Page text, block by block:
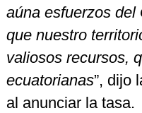
aúna esfuerzos del
que nuestro
valiosos recursos,
ecuatorianas”, dijo
al anunciar la tasa.